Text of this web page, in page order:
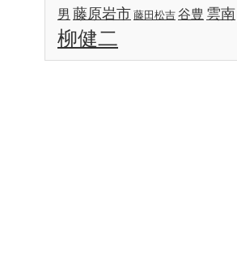
男 藤原岩市 藤田松吉 谷豊 雲南
柳健二